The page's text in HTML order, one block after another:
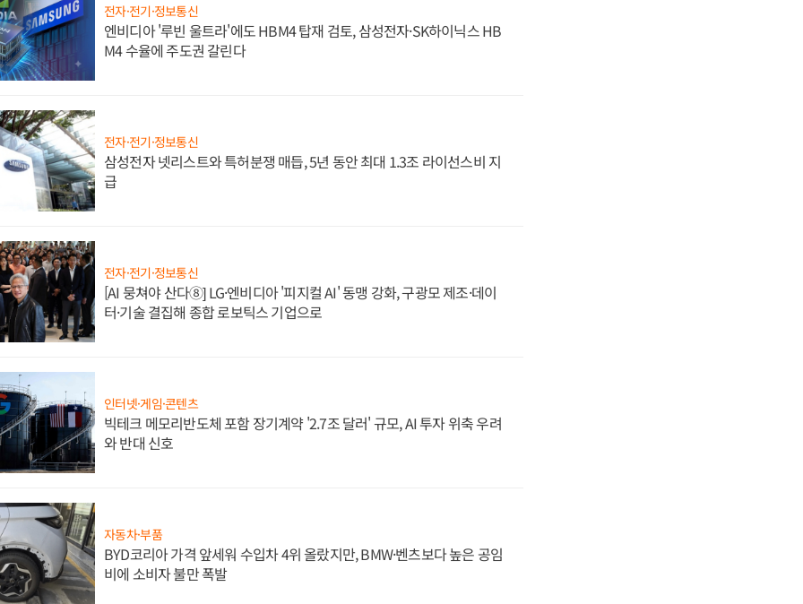
전자·전기·정보통신
엔비디아 '루빈 울트라'에도 HBM4 탑재 검토, 삼성전자·SK하이닉스 HB
M4 수율에 주도권 갈린다
전자·전기·정보통신
삼성전자 넷리스트와 특허분쟁 매듭, 5년 동안 최대 1.3조 라이선스비 지
급
전자·전기·정보통신
[AI 뭉쳐야 산다⑧] LG·엔비디아 '피지컬 AI' 동맹 강화, 구광모 제조·데이
터·기술 결집해 종합 로보틱스 기업으로
인터넷·게임·콘텐츠
빅테크 메모리반도체 포함 장기계약 '2.7조 달러' 규모, AI 투자 위축 우려
와 반대 신호
자동차·부품
BYD코리아 가격 앞세워 수입차 4위 올랐지만, BMW·벤츠보다 높은 공임
비에 소비자 불만 폭발